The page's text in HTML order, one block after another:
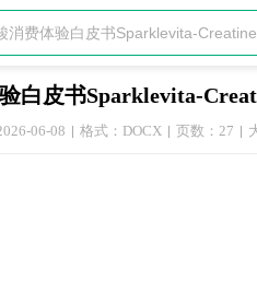
白皮书Sparklevita-
06-08 格式：DOCX 页数：27